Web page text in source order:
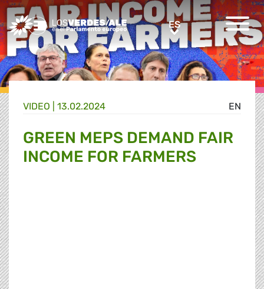
Greens/EFA Home ESES
EN
VIDEO | 13.02.2024
GREEN MEPS DEMAND FAIR
INCOME FOR FARMERS